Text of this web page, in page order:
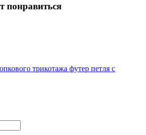
понравиться
трикотажа футер петля с